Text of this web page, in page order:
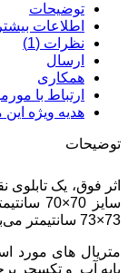
توضیحات
اطلاعات بیشتر
نظرات (1)
ارسال
همکاری
ارتباط با
هدیه‌ ویژه‌
توضیحات
اثر فوق، یک
73×73 سانتیمتر می‌باشد.
متریال های مورد
پایه آب و تکسچر